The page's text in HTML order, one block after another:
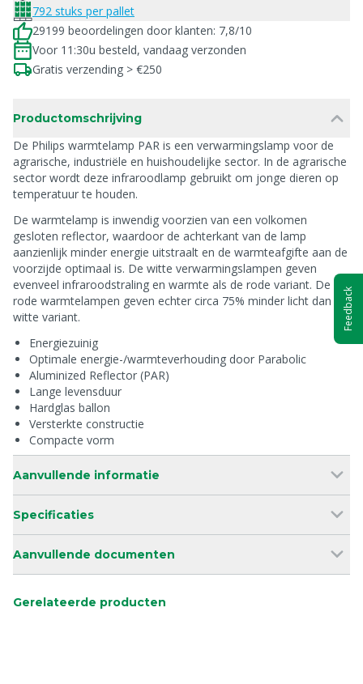
792 stuks per pallet
29199 beoordelingen door klanten: 7,8/10
Voor 11:30u besteld, vandaag verzonden
Gratis verzending > €250
Productomschrijving
De Philips warmtelamp PAR is een verwarmingslamp voor de
agrarische, industriële en huishoudelijke sector. In de agrarische
sector wordt deze infraroodlamp gebruikt om jonge dieren op
temperatuur te houden.
De warmtelamp is inwendig voorzien van een volkomen
gesloten reflector, waardoor de achterkant van de lamp
aanzienlijk minder energie uitstraalt en de warmteafgifte aan de
voorzijde optimaal is. De witte verwarmingslampen geven
evenveel infraroodstraling en warmte als de rode variant. De
rode warmtelampen geven echter circa 75% minder licht dan de
witte variant.
Energiezuinig
Optimale energie-/warmteverhouding door Parabolic
Aluminized Reflector (PAR)
Lange levensduur
Hardglas ballon
Versterkte constructie
Compacte vorm
Aanvullende informatie
Specificaties
Aanvullende documenten
Gerelateerde producten
Feedback